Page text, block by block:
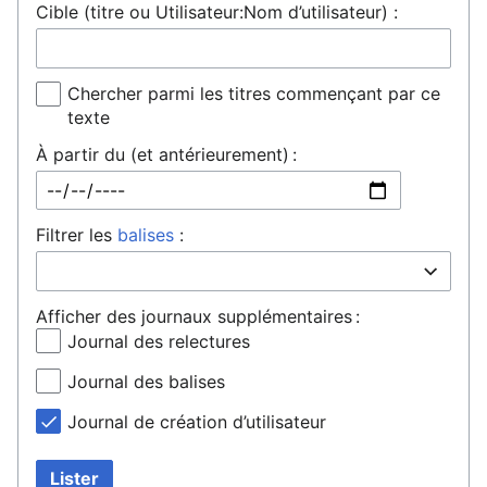
Cible (titre ou Utilisateur:Nom d’utilisateur) :
Chercher parmi les titres commençant par ce
texte
À partir du (et antérieurement) :
Filtrer les balises :
Afficher des journaux supplémentaires :
Journal des relectures
Journal des balises
Journal de création d’utilisateur
Lister